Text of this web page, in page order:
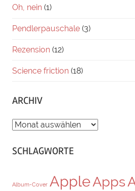
Oh, nein (1)
Pendlerpauschale (3)
Rezension (12)
Science friction (18)
ARCHIV
ARCHIV
SCHLAGWORTE
Album-Cover AppleApps